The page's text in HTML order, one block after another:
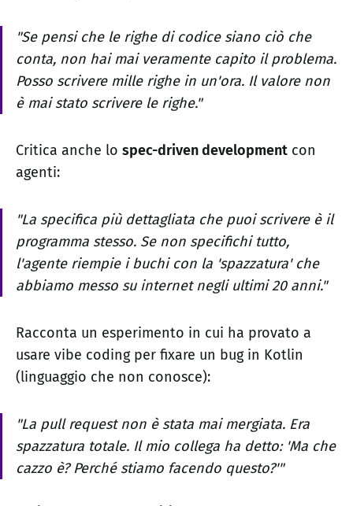
"Se pensi che le righe di codice siano ciò che
conta, non hai mai veramente capito il problema.
Posso scrivere mille righe in un'ora. Il valore non
è mai stato scrivere le righe."
Critica anche lo spec-driven development con
agenti:
"La specifica più dettagliata che puoi scrivere è il
programma stesso. Se non specifichi tutto,
l'agente riempie i buchi con la 'spazzatura' che
abbiamo messo su internet negli ultimi 20 anni."
Racconta un esperimento in cui ha provato a
usare vibe coding per fixare un bug in Kotlin
(linguaggio che non conosce):
"La pull request non è stata mai mergiata. Era
spazzatura totale. Il mio collega ha detto: 'Ma che
cazzo è? Perché stiamo facendo questo?'"